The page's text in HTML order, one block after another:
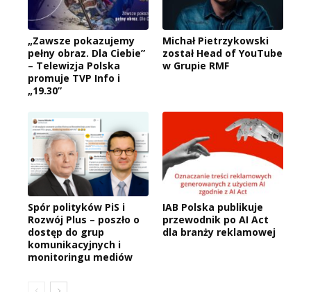
„Zawsze pokazujemy
pełny obraz. Dla Ciebie”
– Telewizja Polska
promuje TVP Info i
„19.30”
Michał Pietrzykowski
został Head of YouTube
w Grupie RMF
Spór polityków PiS i
Rozwój Plus – poszło o
dostęp do grup
komunikacyjnych i
monitoringu mediów
IAB Polska publikuje
przewodnik po AI Act
dla branży reklamowej